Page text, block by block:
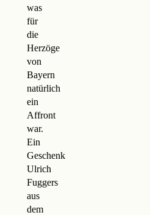
was
für
die
Herzöge
von
Bayern
natürlich
ein
Affront
war.
Ein
Geschenk
Ulrich
Fuggers
aus
dem